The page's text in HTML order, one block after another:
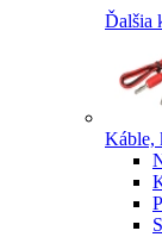
Ďalšia
Káble,